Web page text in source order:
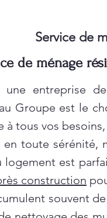
Service de
de ménage
une entreprise
Groupe est le
tous vos
en toute sérénité,
logement est
construction
souvent